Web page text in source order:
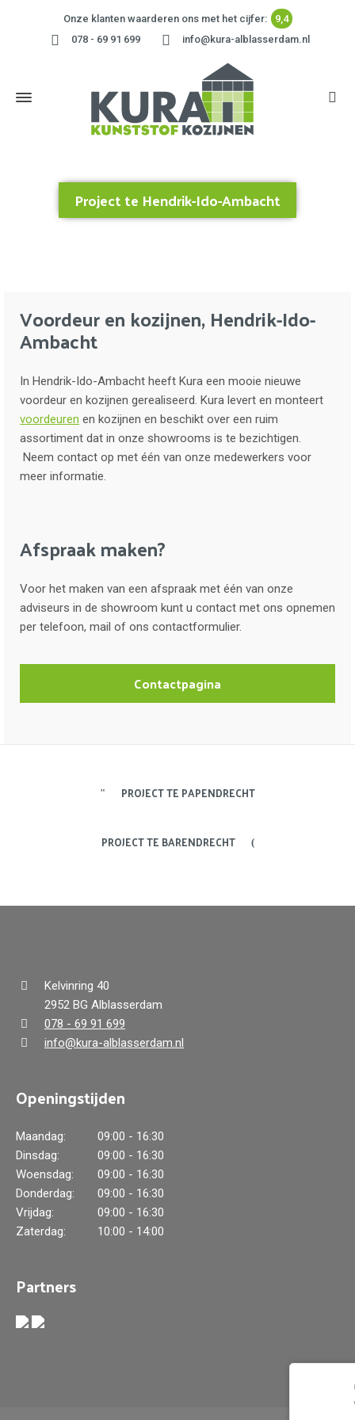
Onze klanten waarderen ons met het cijfer:
9,4
078 - 69 91 699
info@kura-alblasserdam.nl
Project te Hendrik-Ido-Ambacht
Voordeur en kozijnen, Hendrik-Ido-
Ambacht
In Hendrik-Ido-Ambacht heeft Kura een mooie nieuwe
voordeur en kozijnen gerealiseerd. Kura levert en monteert
voordeuren en kozijnen en beschikt over een ruim
assortiment dat in onze showrooms is te bezichtigen.
Neem contact op met één van onze medewerkers voor
meer informatie.
Afspraak maken?
Voor het maken van een afspraak met één van onze
adviseurs in de showroom kunt u contact met ons opnemen
per telefoon, mail of ons contactformulier.
Contactpagina
PROJECT TE PAPENDRECHT
PROJECT TE BARENDRECHT
Kelvinring 40
2952 BG Alblasserdam
078 - 69 91 699
info@kura-alblasserdam.nl
Openingstijden
Maandag:
09:00 - 16:30
Dinsdag:
09:00 - 16:30
Woensdag:
09:00 - 16:30
Donderdag:
09:00 - 16:30
Vrijdag:
09:00 - 16:30
Zaterdag:
10:00 - 14:00
Partners